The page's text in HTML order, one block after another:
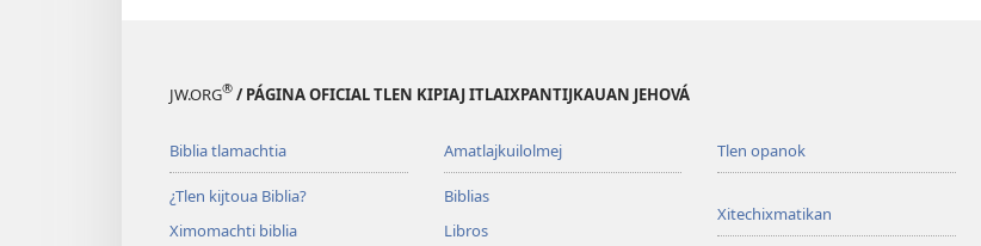
JW.ORG® / PÁGINA OFICIAL TLEN KIPIAJ ITLAIXPANTIJKAUAN JEHOVÁ
Biblia tlamachtia
¿Tlen kijtoua Biblia?
Ximomachti biblia
Amatlajkuilolmej
Biblias
Libros
Tlen opanok
Xitechixmatikan